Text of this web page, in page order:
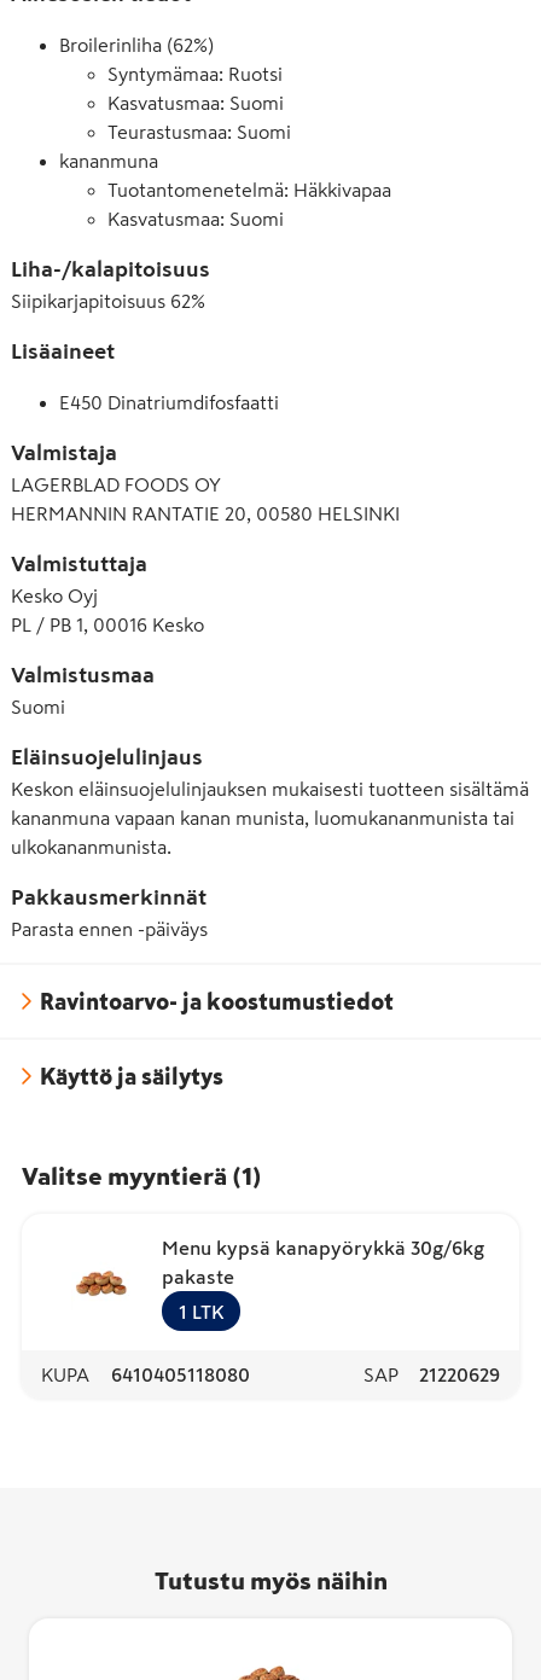
Broilerinliha (62%)
Syntymämaa: Ruotsi
Kasvatusmaa: Suomi
Teurastusmaa: Suomi
kananmuna
Tuotantomenetelmä: Häkkivapaa
Kasvatusmaa: Suomi
Liha-/kalapitoisuus
Siipikarjapitoisuus 62%
Lisäaineet
E450 Dinatriumdifosfaatti
Valmistaja
LAGERBLAD FOODS OY
HERMANNIN RANTATIE 20, 00580 HELSINKI
Valmistuttaja
Kesko Oyj
PL / PB 1, 00016 Kesko
Valmistusmaa
Suomi
Eläinsuojelulinjaus
Keskon eläinsuojelulinjauksen mukaisesti tuotteen sisältämä
kananmuna vapaan kanan munista, luomukananmunista tai
ulkokananmunista.
Pakkausmerkinnät
Parasta ennen -päiväys
Ravintoarvo- ja koostumustiedot
Käyttö ja säilytys
Valitse myyntierä (1 )
Menu kypsä kanapyörykkä 30g/6kg
pakaste
1 LTK
KUPA 6410405118080 SAP 21220629
Tutustu myös näihin